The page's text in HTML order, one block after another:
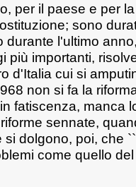
per il paese e per
sono
l'ultimo
più importanti,
d'Italia cui si
non si fa la
fatiscenza, manca
sennate,
dolgono, poi, che
come quello